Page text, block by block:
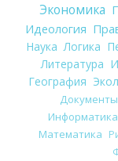
Экономика
Идеология
Наука Логика
Литература
География
Документы
Информатика
Математика